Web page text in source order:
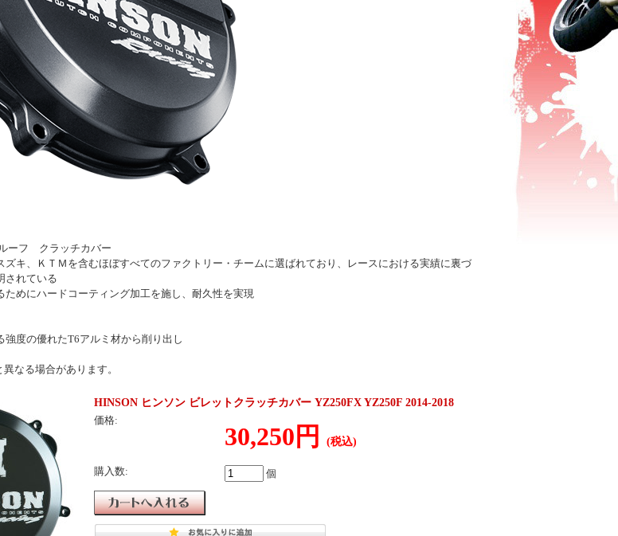
ーフ クラッチカバー
ズキ、ＫＴＭを含むほぼすべてのファクトリー・チームに選ばれており、レースにおける実績に裏づ
されている
ためにハードコーティング加工を施し、耐久性を実現
強度の優れたT6アルミ材から削り出し
なる場合があります。
HINSON ヒンソン ビレットクラッチカバー YZ250FX YZ250F 2014-2018
価格:
30,250円 (税込)
購入数: 個